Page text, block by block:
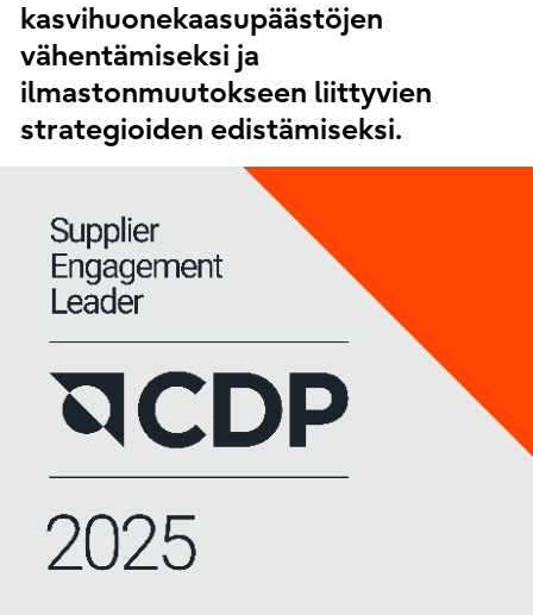
kasvihuonekaasupäästöjen
vähentämiseksi ja
ilmastonmuutokseen liittyvien
strategioiden edistämiseksi.